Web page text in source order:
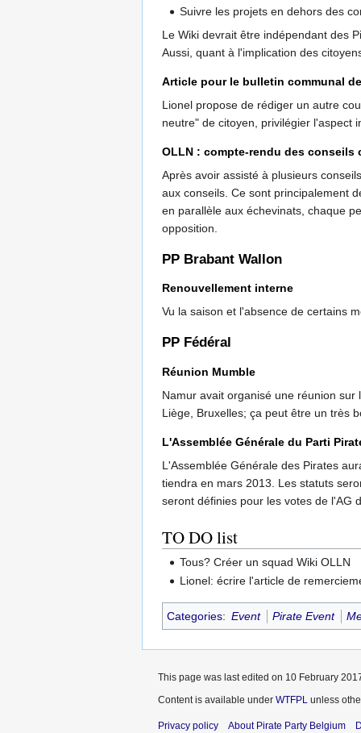
Suivre les projets en dehors des
Le Wiki devrait être indépendant des
Aussi, quant à l'implication des
Article pour le bulletin communal
Lionel propose de rédiger un autre
neutre" de citoyen, privilégier l'aspect
OLLN : compte-rendu des
Après avoir assisté à plusieurs
aux conseils. Ce sont principalement
en parallèle aux échevinats, chaque
opposition.
PP Brabant Wallon
Renouvellement interne
Vu la saison et l'absence de certains
PP Fédéral
Réunion Mumble
Namur avait organisé une réunion sur
Liège, Bruxelles; ça peut être un très
L'Assemblée Générale du Parti
L'Assemblée Générale des Pirates
tiendra en mars 2013. Les statuts
seront définies pour les votes de l'AG
TO DO list
Tous? Créer un squad Wiki OLLN
Lionel: écrire l'article de
Categories: Event Pirate Event
This page was last edited on 10 February
Content is available under WTFPL unless
Privacy policy About Pirate Party Belgium